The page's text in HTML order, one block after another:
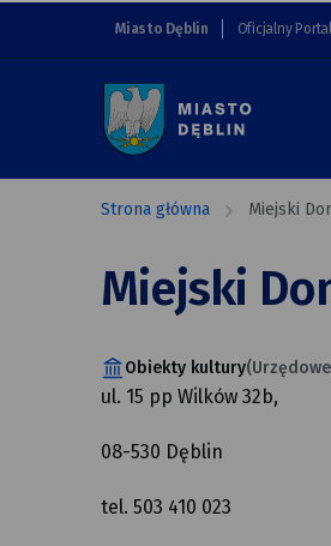
przejdź do nawigacji strony
przejdź do treści strony
przejdź do stopki strony
Miejski
Dom
Kultury
Miasto Dęblin Oficjalny
Strona główna Miejski
Miejski
Obiekty kultury
ul. 15 pp Wilków 32b,
08-530 Dęblin
tel. 503 410 023